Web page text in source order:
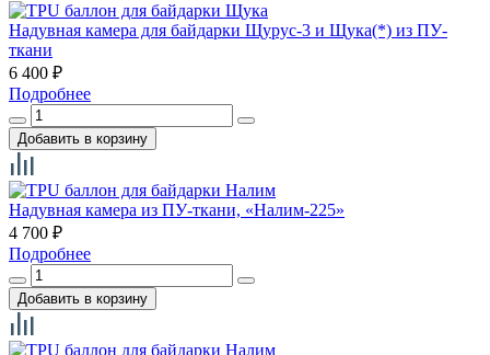
Надувная камера для байдарки Щурус-3 и Щука(*) из ПУ-
ткани
6 400 ₽
Подробнее
Надувная камера из ПУ-ткани, «Налим-225»
4 700 ₽
Подробнее